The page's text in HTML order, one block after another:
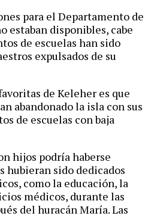
para el Departamento de
estaban disponibles, cabe
de escuelas han sido
expulsados de su
de Keleher es que
abandonado la isla con sus
de escuelas con baja
hijos podría haberse
hubieran sido dedicados
como la educación, la
médicos, durante las
del huracán María. Las